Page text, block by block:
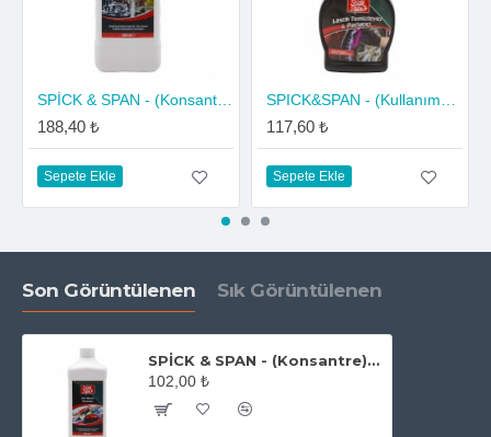
188,40 ₺
Sepete Ekle
117,60 ₺
Sepete Ekle
Son Görüntülenen Sık Görüntülenen
SPİCK & SPAN - (Konsantre) Fırçalı Oto Yıkama Şampuanı
102,00 ₺